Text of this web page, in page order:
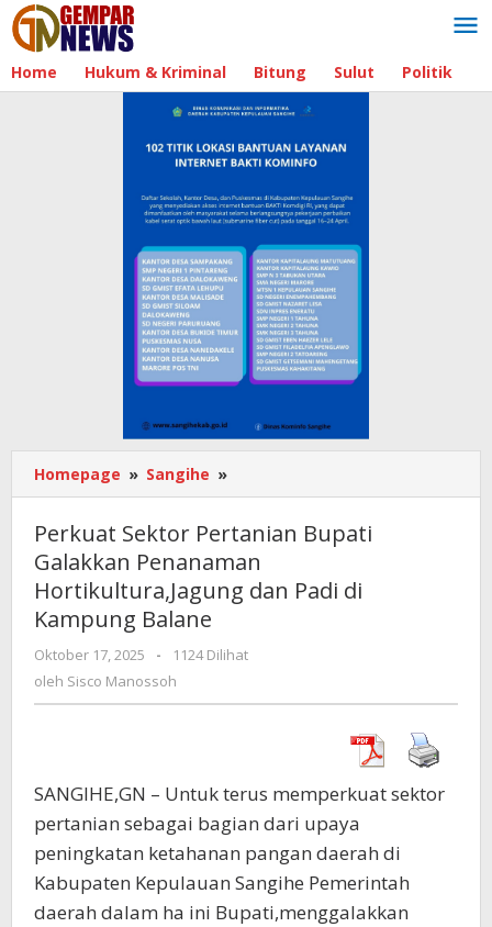
Lewati
ke
konten
Home Hukum & Kriminal Bitung Sulut Politik
Homepage » Sangihe »
Sektor
Bupati
Galakkan
Penanaman
Padi
Kampung
Perkuat Sektor Pertanian Bupati
Galakkan Penanaman
Hortikultura,Jagung dan Padi di
Kampung Balane
Oktober 17, 2025
oleh
Sisco
-
1124 Dilihat
oleh Sisco Manossoh
SANGIHE,GN – Untuk terus memperkuat sektor
pertanian sebagai bagian dari upaya
peningkatan ketahanan pangan daerah di
Kabupaten Kepulauan Sangihe Pemerintah
daerah dalam ha ini Bupati,menggalakkan